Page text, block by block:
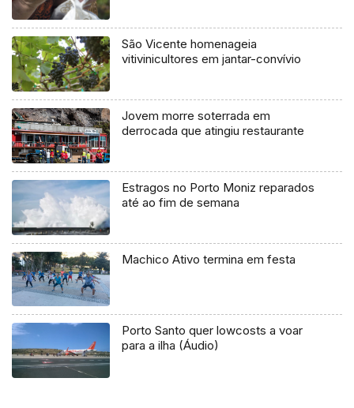
São Vicente homenageia
vitivinicultores em jantar-convívio
Jovem morre soterrada em
derrocada que atingiu restaurante
Estragos no Porto Moniz reparados
até ao fim de semana
Machico Ativo termina em festa
Porto Santo quer lowcosts a voar
para a ilha (Áudio)